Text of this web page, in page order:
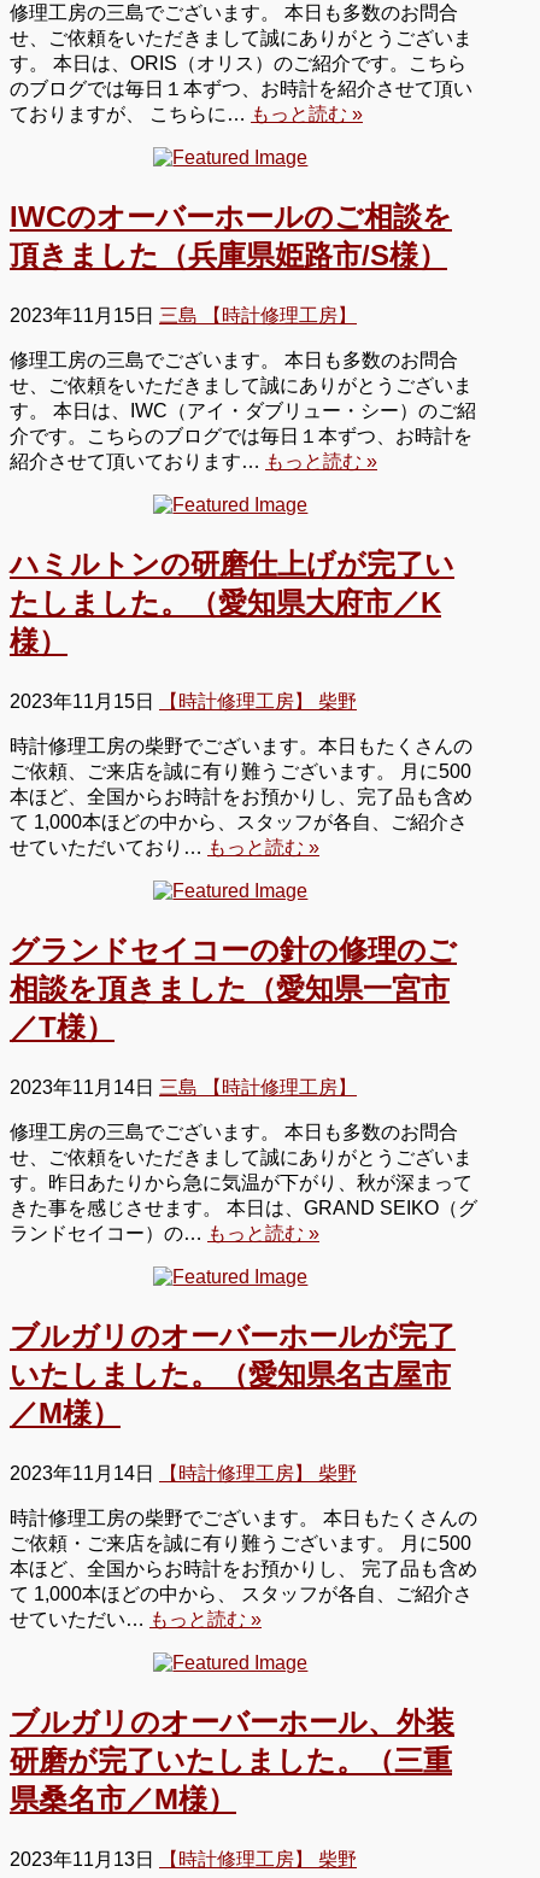
修理工房の三島でございます。 本日も多数のお問合
せ、ご依頼をいただきまして誠にありがとうございま
す。 本日は、ORIS（オリス）のご紹介です。こちら
のブログでは毎日１本ずつ、お時計を紹介させて頂い
ておりますが、 こちらに… もっと読む »
IWCのオーバーホールのご相談を
頂きました（兵庫県姫路市/S様）
2023年11月15日 三島 【時計修理工房】
修理工房の三島でございます。 本日も多数のお問合
せ、ご依頼をいただきまして誠にありがとうございま
す。 本日は、IWC（アイ・ダブリュー・シー）のご紹
介です。こちらのブログでは毎日１本ずつ、お時計を
紹介させて頂いております… もっと読む »
ハミルトンの研磨仕上げが完了い
たしました。（愛知県大府市／K
様）
2023年11月15日 【時計修理工房】 柴野
時計修理工房の柴野でございます。本日もたくさんの
ご依頼、ご来店を誠に有り難うございます。 月に500
本ほど、全国からお時計をお預かりし、完了品も含め
て 1,000本ほどの中から、スタッフが各自、ご紹介さ
せていただいており… もっと読む »
グランドセイコーの針の修理のご
相談を頂きました（愛知県一宮市
／T様）
2023年11月14日 三島 【時計修理工房】
修理工房の三島でございます。 本日も多数のお問合
せ、ご依頼をいただきまして誠にありがとうございま
す。昨日あたりから急に気温が下がり、秋が深まって
きた事を感じさせます。 本日は、GRAND SEIKO（グ
ランドセイコー）の… もっと読む »
ブルガリのオーバーホールが完了
いたしました。（愛知県名古屋市
／M様）
2023年11月14日 【時計修理工房】 柴野
時計修理工房の柴野でございます。 本日もたくさんの
ご依頼・ご来店を誠に有り難うございます。 月に500
本ほど、全国からお時計をお預かりし、 完了品も含め
て 1,000本ほどの中から、 スタッフが各自、ご紹介さ
せていただい… もっと読む »
ブルガリのオーバーホール、外装
研磨が完了いたしました。（三重
県桑名市／M様）
2023年11月13日 【時計修理工房】 柴野